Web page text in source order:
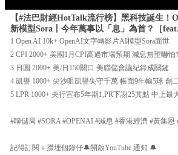
【#法巴財經HotTalk流行榜】黑科技誕生！
新模型Sora丨今年萬事以「息」為首？［feat.
1 Open AI 10k+ OpenAI文字轉影片AI模型Sora面世
2 CPI 2000+ 美國1月CPI高過市場預期 減息無望嚇怕
3 日圓 2000+ 美/日150關口 美聯儲會議紀錄成關鍵
4 凱譽 1000+ 尖沙咀凱譽失守千萬 帳面9年輸5球 創
5 LPR 1000+ 央行宣布5年期1,PR下謝25其點 中上最
#聯儲局 #SORA #OPENAI #減息 #香港經濟 #黃集恩
記得訂閱＋㩒埋個鐘仔🔔開啟YouTube 通知 🔔